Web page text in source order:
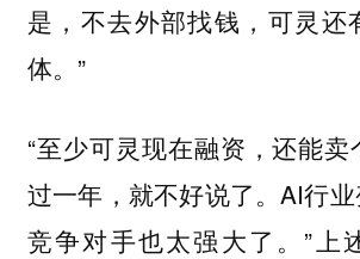
是，不去外部找钱，可灵还
体。”
“至少可灵现在融资，还能
过一年，就不好说了。AI行业
竞争对手也太强大了。”上